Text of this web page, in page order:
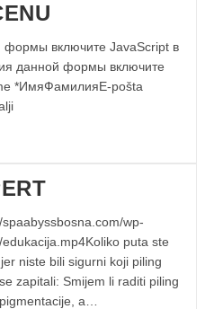
формы включите JavaScript в
данной формы включите
*ИмяФамилияE-pošta
wp-
puta ste
niste bili sigurni koji piling
zapitali: Smijem li raditi piling
a…